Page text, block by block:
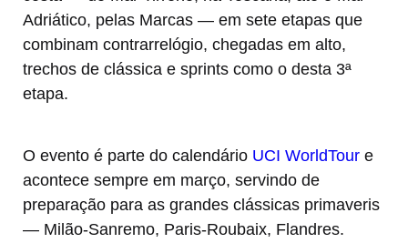
Adriático, pelas Marcas — em sete etapas que
combinam contrarrelógio, chegadas em alto,
trechos de clássica e sprints como o desta 3ª
etapa.
O evento é parte do calendário UCI WorldTour e
acontece sempre em março, servindo de
preparação para as grandes clássicas primaveris
— Milão-Sanremo, Paris-Roubaix, Flandres.